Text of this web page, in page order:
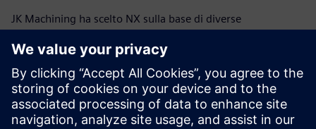
JK Machining ha scelto NX sulla base di diverse
CAD di NX includono funzioni avanzate che consentono di
lavorare con i modelli forniti dai clienti. Inoltre, per la
programmazione NC, il software NX CAM offre strumenti
all’avanguardia per la programmazione di macchine a 5 assi
ad alta velocità, permettendo all'azienda di sfruttare